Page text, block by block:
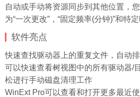
自动或手动将资源同步到其他位置，
为“一次更改”，“固定频率(分钟)”和特
软件亮点
快速查找驱动器上的重复文件，自动
可以快速查看树视图中的所有驱动器/
松进行手动磁盘清理工作
WinExt Pro可以查看和打开更多最近